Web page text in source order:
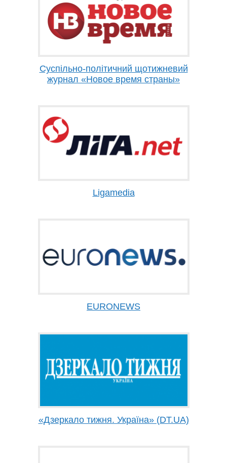
Суспільно-політичний щотижневий
журнал «Новое время страны»
Ligamedia
EURONEWS
«Дзеркало тижня. Україна» (DT.UA)